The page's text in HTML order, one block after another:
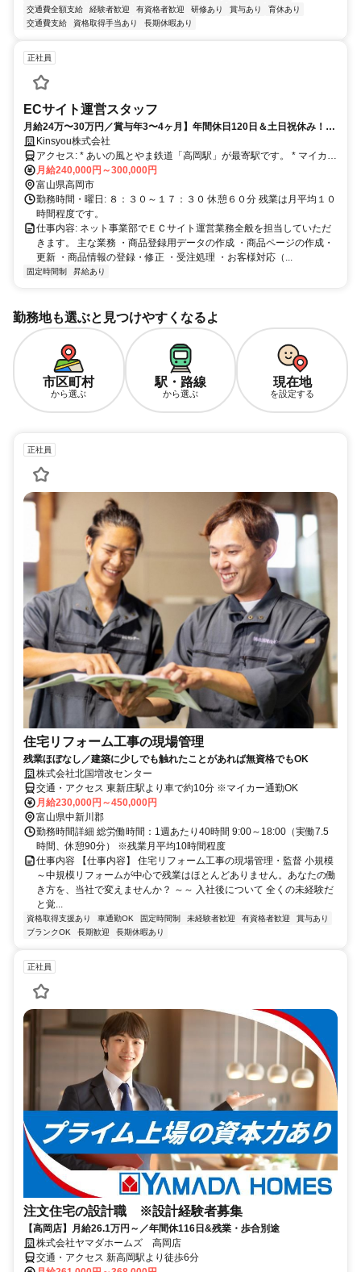
交通費全額支給
経験者歓迎 有資格者歓迎 研修あり 賞与あり
育休あり
交通費支給
資格取得手当あり 長期休暇あり
正社員
ECサイト運営スタッフ
月給24万〜30万円／賞与年3〜4ヶ月】年間休日120日＆土日祝休み！
ECサイト運営のプロを目指せるネットショップ担当（正社員／有休消化
率100%目標）
Kinsyou株式会社
アクセス: * あいの風とやま鉄道「高岡駅」が最寄駅です。 * マイカー
通勤可（無料駐車場完備） * 交通費支給（月額１０，０００円まで）
月給240,000円～300,000円
富山県高岡市
勤務時間・曜日: ８：３０～１７：３０ 休憩６０分 残業は月平均１０
時間程度です。
仕事内容: ネット事業部でＥＣサイト運営業務全般を担当していただ
きます。 主な業務 ・商品登録用データの作成 ・商品ページの作成・
更新 ・商品情報の登録・修正 ・受注処理 ・お客様対応（...
固定時間制 昇給あり
勤務地も選ぶと見つけやすくなるよ
市区町村
から選ぶ
駅・路線
から選ぶ
現在地
を設定する
正社員
住宅リフォーム工事の現場管理
残業ほぼなし／建築に少しでも触れたことがあれば無資格でもOK
株式会社北国増改センター
交通・アクセス 東新庄駅より車で約10分 ※マイカー通勤OK
月給230,000円～450,000円
富山県中新川郡
勤務時間詳細 総労働時間：1週あたり40時間 9:00～18:00（実働7.5
時間、休憩90分） ※残業月平均10時間程度
仕事内容 【仕事内容】 住宅リフォーム工事の現場管理・監督 小規模
～中規模リフォームが中心で残業はほとんどありません。あなたの働
き方を、当社で変えませんか？ ～～ 入社後について 全くの未経験だ
と覚...
資格取得支援あり 車通勤OK 固定時間制 未経験者歓迎 有資格者歓迎
賞与あり
ブランクOK
長期歓迎 長期休暇あり
正社員
注文住宅の設計職 ※設計経験者募集
【高岡店】月給26.1万円～／年間休116日&残業・歩合別途
株式会社ヤマダホームズ 高岡店
交通・アクセス 新高岡駅より徒歩6分